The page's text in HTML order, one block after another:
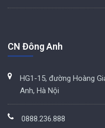
CN Đông Anh
HG1-15, đường Hoàng
Anh, Hà Nội
0888.236.888